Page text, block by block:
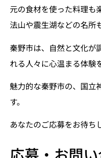
元の食材を使った料理も
法山や震生湖などの名所
秦野市は、自然と文化が
れる人々に心温まる体験
魅力的な秦野市の、国立
す。
あなたのご応募をお待ち